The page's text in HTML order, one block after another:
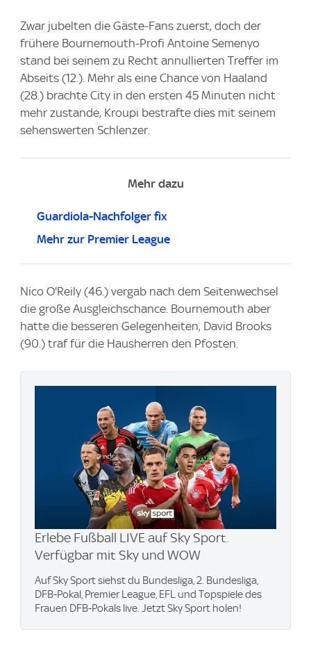
Zwar jubelten die Gäste-Fans zuerst, doch der
frühere Bournemouth-Profi Antoine Semenyo
stand bei seinem zu Recht annullierten Treffer im
Abseits (12.). Mehr als eine Chance von Haaland
(28.) brachte City in den ersten 45 Minuten nicht
mehr zustande, Kroupi bestrafte dies mit seinem
sehenswerten Schlenzer.
Mehr dazu
Guardiola-Nachfolger fix
Mehr zur Premier League
Nico O'Reily (46.) vergab nach dem Seitenwechsel
die große Ausgleichschance. Bournemouth aber
hatte die besseren Gelegenheiten, David Brooks
(90.) traf für die Hausherren den Pfosten.
Erlebe Fußball LIVE auf Sky Sport.
Verfügbar mit Sky und WOW
Auf Sky Sport siehst du Bundesliga, 2. Bundesliga,
DFB-Pokal, Premier League, EFL und Topspiele des
Frauen DFB-Pokals live. Jetzt Sky Sport holen!